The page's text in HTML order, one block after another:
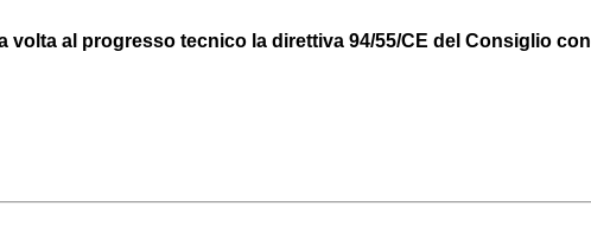
volta al progresso tecnico la direttiva 94/55/CE del Consiglio